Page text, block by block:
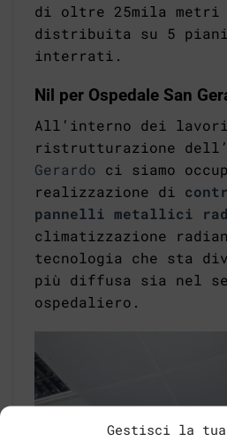
Gestisci la
di oltre 25mila metri
distribuita su 5
interrati.
Nil per Ospedale San
All’interno dei
ristrutturazione dell’
Gerardo ci siamo
realizzazione di
pannelli metallici
climatizzazione
tecnologia che sta
più diffusa sia nel
ospedaliero.